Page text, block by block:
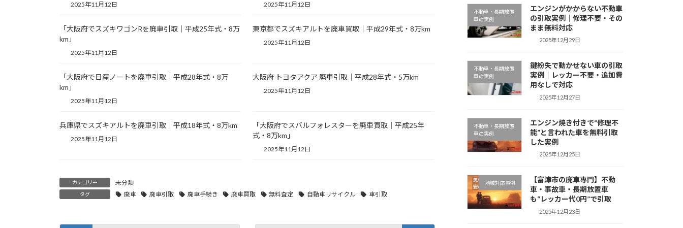
2025年11月12日 2025年11月12日
「大阪府でスズキワゴンRを廃車引取｜平成25年式・8万
km」
2025年11月12日
東京都でスズキアルトを廃車買取｜平成29年式・8万km
2025年11月12日
「大阪府で日産ノートを廃車引取｜平成28年式・8万
km」
2025年11月12日
大阪府 トヨタアクア 廃車引取｜平成28年式・5万km
2025年11月12日
兵庫県でスズキアルトを廃車引取｜平成18年式・8万km
2025年11月12日
「大阪府でスバルフォレスターを廃車買取｜平成25年
式・8万km」
2025年11月12日
カテゴリー 未分類
タグ 廃車 廃車引取 廃車手続き 廃車買取 無料査定 自動車リサイクル 車引取
不動車・長期放置
車の実例
エンジンがかからない不動車
の引取実例｜修理不要・その
まま無料対応
2025年12月29日
不動車・長期放置
車の実例
鍵紛失で動かせない車の引取
実例｜レッカー不要・追加費
用なしで対応
2025年12月27日
不動車・長期放置
車の実例
エンジン焼き付きで“修理不
能”と言われた車を無料引取
した実例
2025年12月25日
地域対応事例
【富津市の廃車専門】不動
車・事故車・長期放置車
も“レッカー代0円”で引取
2025年12月23日